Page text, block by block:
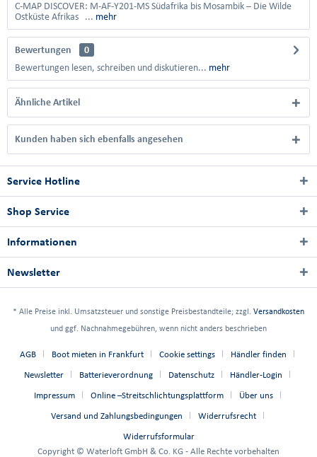
C-MAP DISCOVER: M-AF-Y201-MS Südafrika bis Mosambik – Die Wilde
Ostküste Afrikas ... mehr
Bewertungen
0
Bewertungen lesen, schreiben und diskutieren... mehr
Ähnliche Artikel
Kunden haben sich ebenfalls angesehen
Service Hotline
Shop Service
Informationen
Newsletter
* Alle Preise inkl. Umsatzsteuer und sonstige Preisbestandteile; zzgl. Versandkosten
und ggf. Nachnahmegebühren, wenn nicht anders beschrieben
AGB Boot mieten in Frankfurt Cookie settings Händler finden
Newsletter Batterieverordnung Datenschutz Händler-Login
Impressum Online –Streitschlichtungsplattform Über uns
Versand und Zahlungsbedingungen Widerrufsrecht
Widerrufsformular
Copyright © Waterloft GmbH & Co. KG - Alle Rechte vorbehalten